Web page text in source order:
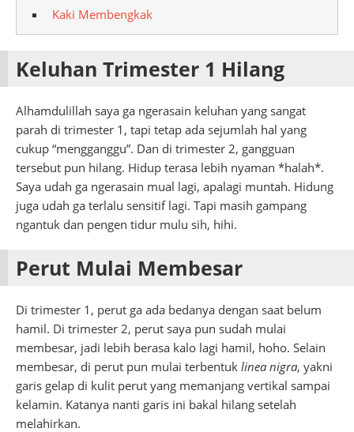
Kaki Membengkak
Keluhan Trimester 1 Hilang
Alhamdulillah saya ga ngerasain keluhan yang sangat
parah di trimester 1, tapi tetap ada sejumlah hal yang
cukup “mengganggu”. Dan di trimester 2, gangguan
tersebut pun hilang. Hidup terasa lebih nyaman *halah*.
Saya udah ga ngerasain mual lagi, apalagi muntah. Hidung
juga udah ga terlalu sensitif lagi. Tapi masih gampang
ngantuk dan pengen tidur mulu sih, hihi.
Perut Mulai Membesar
Di trimester 1, perut ga ada bedanya dengan saat belum
hamil. Di trimester 2, perut saya pun sudah mulai
membesar, jadi lebih berasa kalo lagi hamil, hoho. Selain
membesar, di perut pun mulai terbentuk linea nigra, yakni
garis gelap di kulit perut yang memanjang vertikal sampai
kelamin. Katanya nanti garis ini bakal hilang setelah
melahirkan.